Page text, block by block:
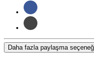
Daha fazla paylaşma